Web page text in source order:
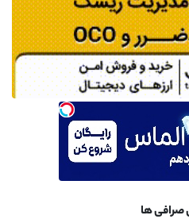
صرافی ها